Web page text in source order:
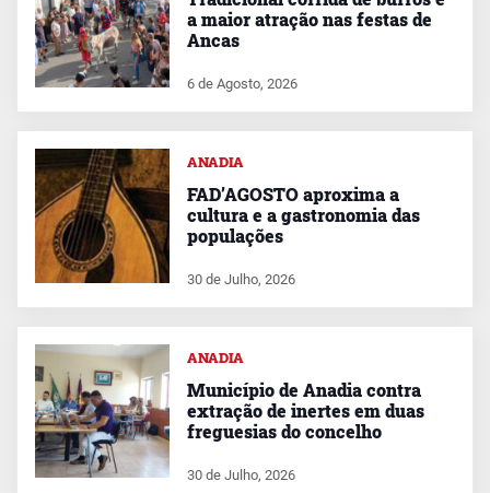
a maior atração nas festas de
Ancas
6 de Agosto, 2026
ANADIA
FAD’AGOSTO aproxima a
cultura e a gastronomia das
populações
30 de Julho, 2026
ANADIA
Município de Anadia contra
extração de inertes em duas
freguesias do concelho
30 de Julho, 2026